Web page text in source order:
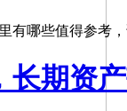
哪些值得参考
长期资